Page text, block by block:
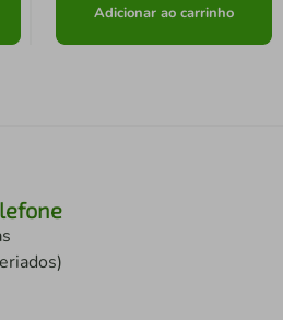
Adicionar ao carrinho